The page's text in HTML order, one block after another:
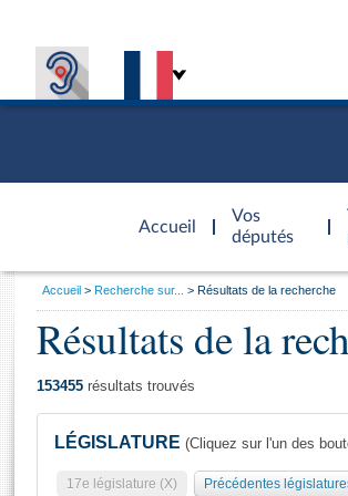
Accueil
d'accueil
Vos
députés
Général
Vous
Accueil Recherche sur... Résultats de la recherche
Résultats de la
153455 résultats trouvés
LÉGISLATURE (Cliquez sur l'un des
17e législature (X) Précédentes